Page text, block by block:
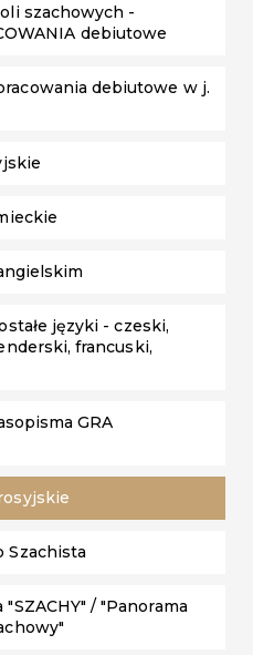
szachowych -
debiutowe
debiutowe w j.
języki - czeski,
francuski,
GRA
Szachista
/ "Panorama